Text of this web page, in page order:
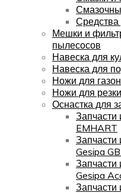
Средства
Мешки и
пылесосов
Навеска для
Навеска для
Ножи для
Ножи для
Оснастка для
Запчасти
EMHART
Запчасти
Gesipa
Запчасти
Gesipa
Запчасти